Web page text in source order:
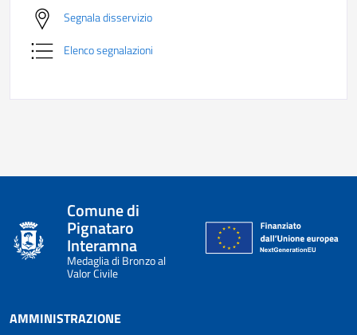
Segnala disservizio
Elenco segnalazioni
Comune di
Pignataro
Interamna
Medaglia di Bronzo al
Valor Civile
AMMINISTRAZIONE